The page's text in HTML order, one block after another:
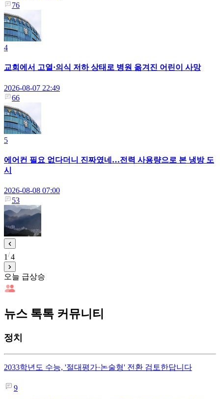
76
4
교회에서 고열·의식 저하 상태로 병원 옮겨진 어린이 사망
2026-08-07 22:49
66
5
에어컨 필요 없다더니 진짜였네…전력 사용량으로 본 냉방 도
시
2026-08-08 07:00
53
1 4
오늘 급상승
뉴스 톡톡 커뮤니티
정치
2033학년도 수능, '절대평가·논술형' 전환 검토한답니다
9